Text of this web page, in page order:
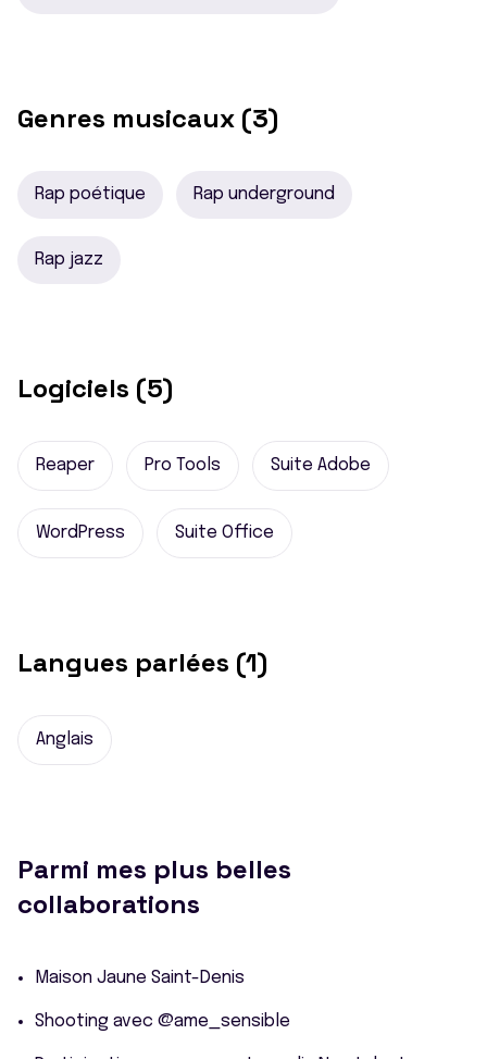
Genres musicaux (3)
Rap poétique Rap underground
Rap jazz
Logiciels (5)
Reaper Pro Tools Suite Adobe
WordPress Suite Office
Langues parlées (1)
Anglais
Parmi mes plus belles
collaborations
Maison Jaune Saint-Denis
Shooting avec @ame_sensible